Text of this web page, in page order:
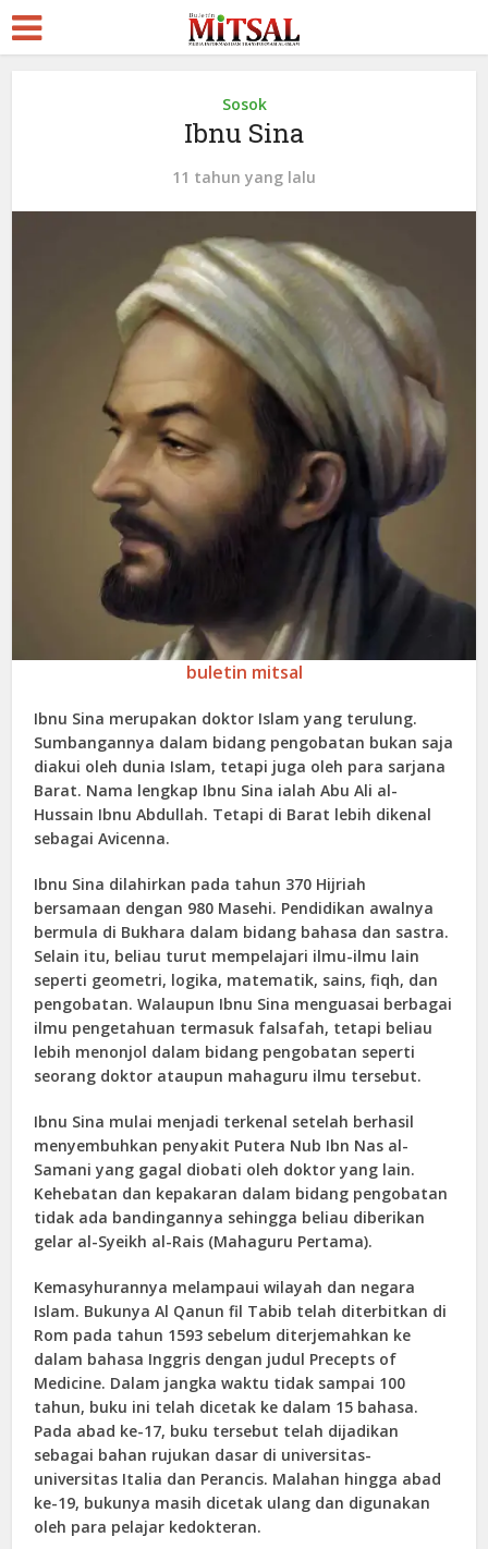
Sosok
Ibnu Sina
11 tahun yang lalu
buletin mitsal
Ibnu Sina merupakan doktor Islam yang terulung.
Sumbangannya dalam bidang pengobatan bukan saja
diakui oleh dunia Islam, tetapi juga oleh para sarjana
Barat. Nama lengkap Ibnu Sina ialah Abu Ali al-
Hussain Ibnu Abdullah. Tetapi di Barat lebih dikenal
sebagai Avicenna.
Ibnu Sina dilahirkan pada tahun 370 Hijriah
bersamaan dengan 980 Masehi. Pendidikan awalnya
bermula di Bukhara dalam bidang bahasa dan sastra.
Selain itu, beliau turut mempelajari ilmu-ilmu lain
seperti geometri, logika, matematik, sains, fiqh, dan
pengobatan. Walaupun Ibnu Sina menguasai berbagai
ilmu pengetahuan termasuk falsafah, tetapi beliau
lebih menonjol dalam bidang pengobatan seperti
seorang doktor ataupun mahaguru ilmu tersebut.
Ibnu Sina mulai menjadi terkenal setelah berhasil
menyembuhkan penyakit Putera Nub Ibn Nas al-
Samani yang gagal diobati oleh doktor yang lain.
Kehebatan dan kepakaran dalam bidang pengobatan
tidak ada bandingannya sehingga beliau diberikan
gelar al-Syeikh al-Rais (Mahaguru Pertama).
Kemasyhurannya melampaui wilayah dan negara
Islam. Bukunya Al Qanun fil Tabib telah diterbitkan di
Rom pada tahun 1593 sebelum diterjemahkan ke
dalam bahasa Inggris dengan judul Precepts of
Medicine. Dalam jangka waktu tidak sampai 100
tahun, buku ini telah dicetak ke dalam 15 bahasa.
Pada abad ke-17, buku tersebut telah dijadikan
sebagai bahan rujukan dasar di universitas-
universitas Italia dan Perancis. Malahan hingga abad
ke-19, bukunya masih dicetak ulang dan digunakan
oleh para pelajar kedokteran.